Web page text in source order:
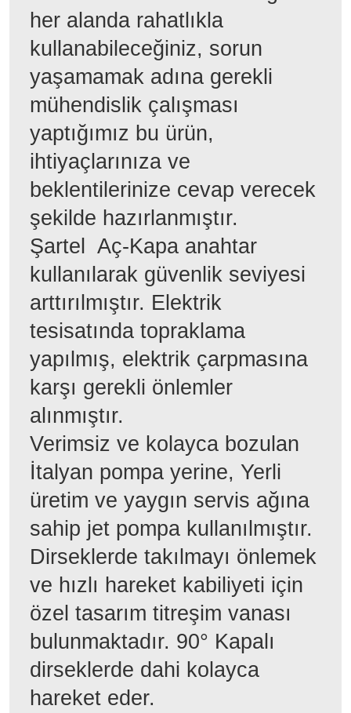
her alanda rahatlıkla
kullanabileceğiniz, sorun
yaşamamak adına gerekli
mühendislik çalışması
yaptığımız bu ürün,
ihtiyaçlarınıza ve
beklentilerinize cevap verecek
şekilde hazırlanmıştır.
Şartel Aç-Kapa anahtar
kullanılarak güvenlik seviyesi
arttırılmıştır. Elektrik
tesisatında topraklama
yapılmış, elektrik çarpmasına
karşı gerekli önlemler
alınmıştır.
Verimsiz ve kolayca bozulan
İtalyan pompa yerine, Yerli
üretim ve yaygın servis ağına
sahip jet pompa kullanılmıştır.
Dirseklerde takılmayı önlemek
ve hızlı hareket kabiliyeti için
özel tasarım titreşim vanası
bulunmaktadır. 90° Kapalı
dirseklerde dahi kolayca
hareket eder.